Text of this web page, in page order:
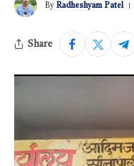
By Radheshyam Patel
Share